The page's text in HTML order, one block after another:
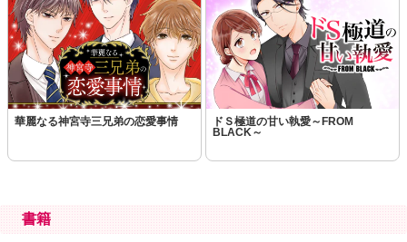
華麗なる神宮寺三兄弟の恋愛事情
ドＳ極道の甘い執愛～FROM
BLACK～
書籍